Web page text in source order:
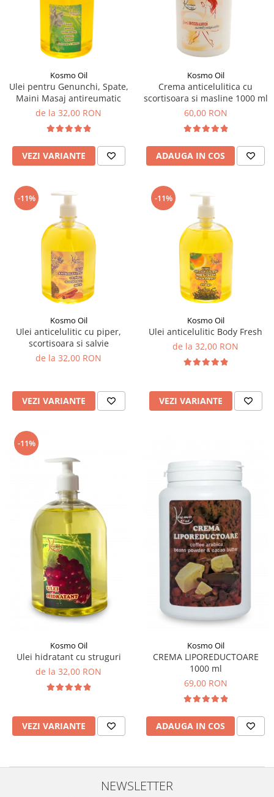
TERAPEUTIC
THAILANDEZ (LOMI-LOMI)
Kosmo Oil
Ulei pentru Genunchi, Spate,
Maini Masaj antireumatic
de la 32,00 RON
VEZI VARIANTE
Kosmo Oil
Crema anticelulitica cu
scortisoara si masline 1000 ml
60,00 RON
ADAUGA IN COS
-11%
Kosmo Oil
Ulei anticelulitic cu piper,
scortisoara si salvie
de la 32,00 RON
VEZI VARIANTE
-11%
Kosmo Oil
Ulei anticelulitic Body Fresh
de la 32,00 RON
VEZI VARIANTE
-11%
Kosmo Oil
Ulei hidratant cu struguri
de la 32,00 RON
VEZI VARIANTE
Kosmo Oil
CREMA LIPOREDUCTOARE
1000 ml
69,00 RON
ADAUGA IN COS
NEWSLETTER